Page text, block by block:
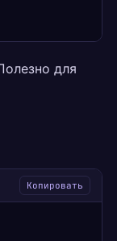
для
Копировать